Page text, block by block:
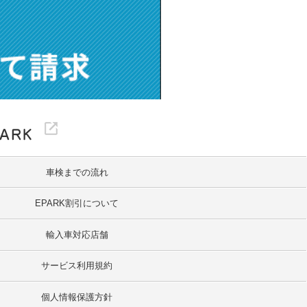
車検までの流れ
EPARK割引について
輸入車対応店舗
サービス利用規約
個人情報保護方針